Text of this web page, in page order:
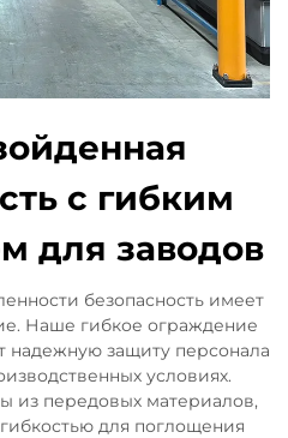
с гибким
для заводов
безопасность имеет
Наше гибкое ограждение
надежную защиту персонала
условиях.
из передовых материалов,
для поглощения